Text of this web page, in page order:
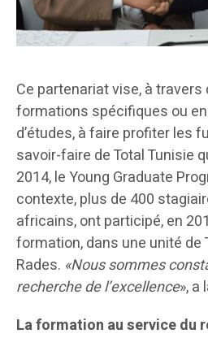
Ce partenariat vise, à
formations spécifiques ou
d’études, à faire profiter les
savoir-faire de Total Tunisie
2014, le Young Graduate
contexte, plus de 400
africains, ont participé, en
formation, dans une unité de
Rades. «Nous sommes
recherche de l’excellence», a
La formation au service du